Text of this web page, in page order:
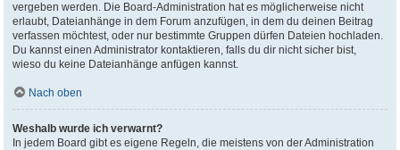
vergeben werden. Die Board-Administration hat es möglicherweise nicht
erlaubt, Dateianhänge in dem Forum anzufügen, in dem du deinen Beitrag
verfassen möchtest, oder nur bestimmte Gruppen dürfen Dateien hochladen.
Du kannst einen Administrator kontaktieren, falls du dir nicht sicher bist,
wieso du keine Dateianhänge anfügen kannst.
Nach oben
Weshalb wurde ich verwarnt?
In jedem Board gibt es eigene Regeln, die meistens von der Administration